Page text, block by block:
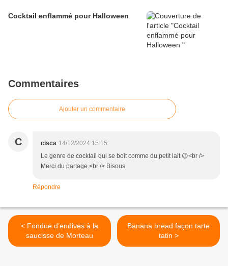
Cocktail enflammé pour Halloween
Commentaires
Ajouter un commentaire
C cisca 14/12/2024 15:15
Le genre de cocktail qui se boit comme du petit lait 😉<br />
Merci du partage.<br /> Bisous
Répondre
< Fondue d’endives à la
saucisse de Morteau
Banana bread façon tarte
tatin >